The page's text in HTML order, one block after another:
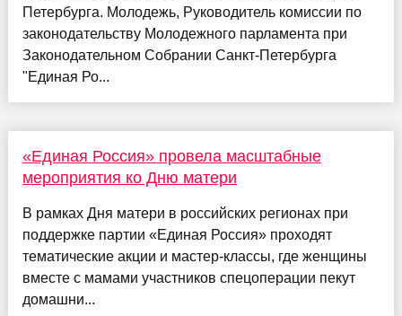
Петербурга. Молодежь, Руководитель комиссии по
законодательству Молодежного парламента при
Законодательном Собрании Санкт-Петербурга
"Единая Ро...
«Единая Россия» провела масштабные
мероприятия ко Дню матери
В рамках Дня матери в российских регионах при
поддержке партии «Единая Россия» проходят
тематические акции и мастер-классы, где женщины
вместе с мамами участников спецоперации пекут
домашни...